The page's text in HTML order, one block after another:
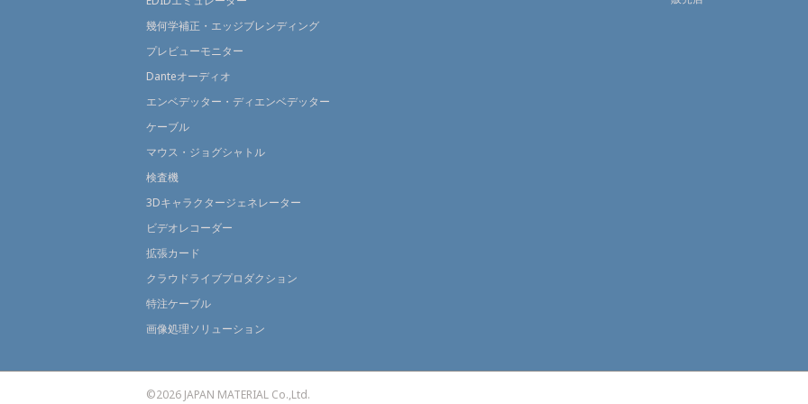
幾何学補正・エッジブレンディング
プレビューモニター
Danteオーディオ
エンベデッター・ディエンベデッター
ケーブル
マウス・ジョグシャトル
検査機
3Dキャラクタージェネレーター
ビデオレコーダー
拡張カード
クラウドライブプロダクション
特注ケーブル
画像処理ソリューション
©2026 JAPAN MATERIAL Co.,Ltd.